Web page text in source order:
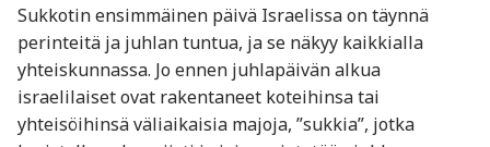
Sukkotin ensimmäinen päivä Israelissa on täynnä
perinteitä ja juhlan tuntua, ja se näkyy kaikkialla
yhteiskunnassa. Jo ennen juhlapäivän alkua
israelilaiset ovat rakentaneet koteihinsa tai
yhteisöihinsä väliaikaisia majoja, ”sukkia”, jotka